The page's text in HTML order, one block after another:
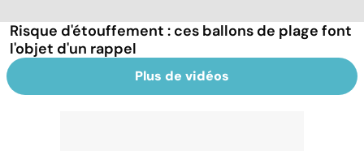
Risque d'étouffement : ces ballons de plage font
l'objet d'un rappel
Plus de vidéos